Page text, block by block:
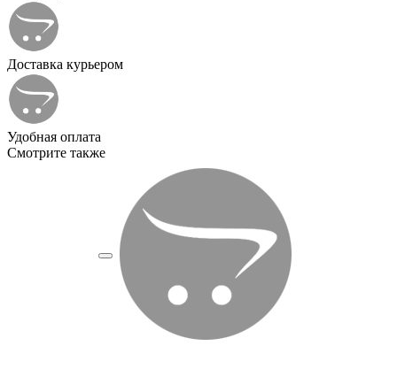
Доставка курьером
Удобная оплата
Смотрите также